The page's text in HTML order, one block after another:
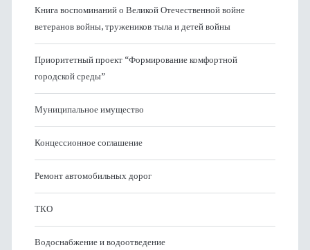
Книга воспоминаний о Великой Отечественной войне
ветеранов войны, тружеников тыла и детей войны
Приоритетный проект “Формирование комфортной
городской среды”
Муниципальное имущество
Концессионное соглашение
Ремонт автомобильных дорог
ТКО
Водоснабжение и водоотведение